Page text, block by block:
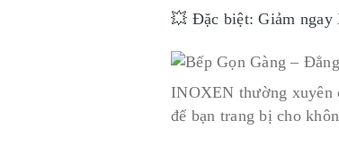
💥 Đặc biệt: Giảm ngay
INOXEN thường xuyên
để bạn trang bị cho